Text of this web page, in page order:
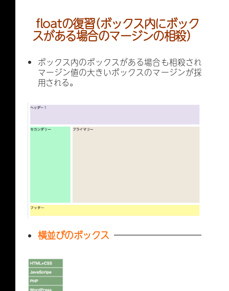
floatの復習（ボックス内にボック
スがある場合のマージンの相殺）
ボックス内のボックスがある場合も相殺され
マージン値の大きいボックスのマージンが採
用される。
横並びのボックス